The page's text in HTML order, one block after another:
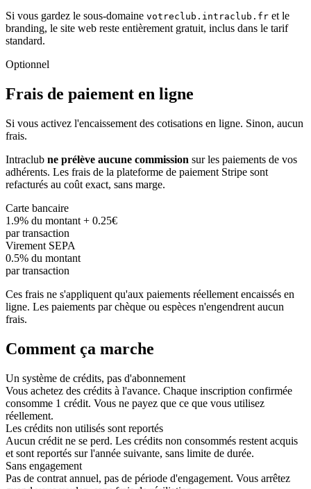
Si vous gardez le sous-domaine votreclub.intraclub.fr et le
branding, le site web reste entièrement gratuit, inclus dans le tarif
standard.
Optionnel
Frais de paiement en ligne
Si vous activez l'encaissement des cotisations en ligne. Sinon, aucun
frais.
Intraclub ne prélève aucune commission sur les paiements de vos
adhérents. Les frais de la plateforme de paiement Stripe sont
refacturés au coût exact, sans marge.
Carte bancaire
1.9% du montant + 0.25€
par transaction
Virement SEPA
0.5% du montant
par transaction
Ces frais ne s'appliquent qu'aux paiements réellement encaissés en
ligne. Les paiements par chèque ou espèces n'engendrent aucun
frais.
Comment ça marche
Un système de crédits, pas d'abonnement
Vous achetez des crédits à l'avance. Chaque inscription confirmée
consomme 1 crédit. Vous ne payez que ce que vous utilisez
réellement.
Les crédits non utilisés sont reportés
Aucun crédit ne se perd. Les crédits non consommés restent acquis
et sont reportés sur l'année suivante, sans limite de durée.
Sans engagement
Pas de contrat annuel, pas de période d'engagement. Vous arrêtez